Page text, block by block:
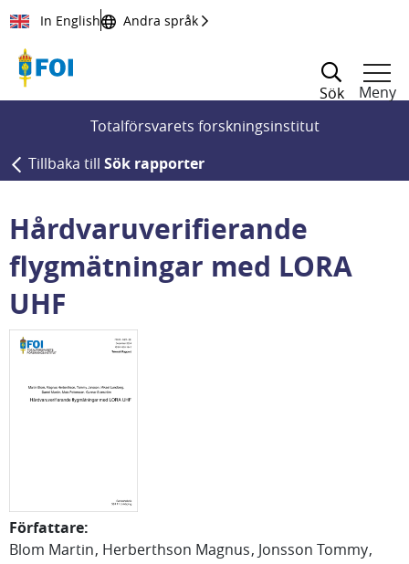
Till innehållet
In English Andra språk
Sök
Meny
Totalförsvarets forskningsinstitut
Tillbaka till Sök rapporter
Hårdvaruverifierande
flygmätningar med LORA
UHF
Författare:
Blom Martin Herberthson Magnus Jonsson Tommy